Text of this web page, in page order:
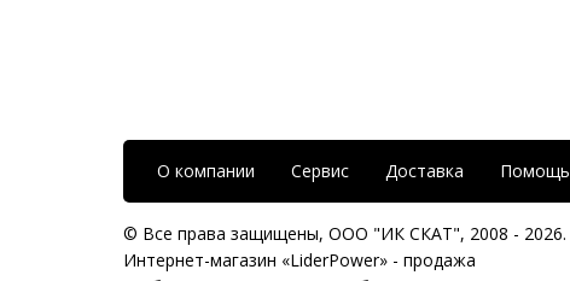
О компании Сервис Доставка Помощь
© Все права защищены, ООО "ИК СКАТ", 2008 - 2026.
Интернет-магазин «LiderPower» - продажа